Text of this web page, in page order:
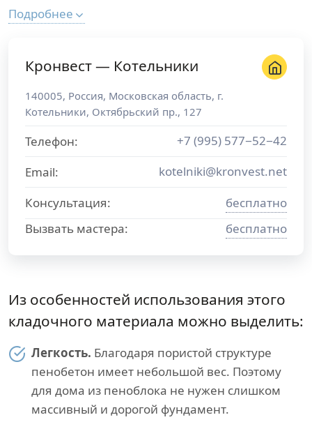
Подробнее
Кронвест — Котельники
140005, Россия, Московская область, г.
Котельники, Октябрьский пр., 127
Телефон:
+7 (995) 577−52−42
Email:
kotelniki@kronvest.net
Консультация:
бесплатно
Вызвать мастера:
бесплатно
Из особенностей использования этого
кладочного материала можно выделить:
Легкость. Благодаря пористой структуре
пенобетон имеет небольшой вес. Поэтому
для дома из пеноблока не нужен слишком
массивный и дорогой фундамент.